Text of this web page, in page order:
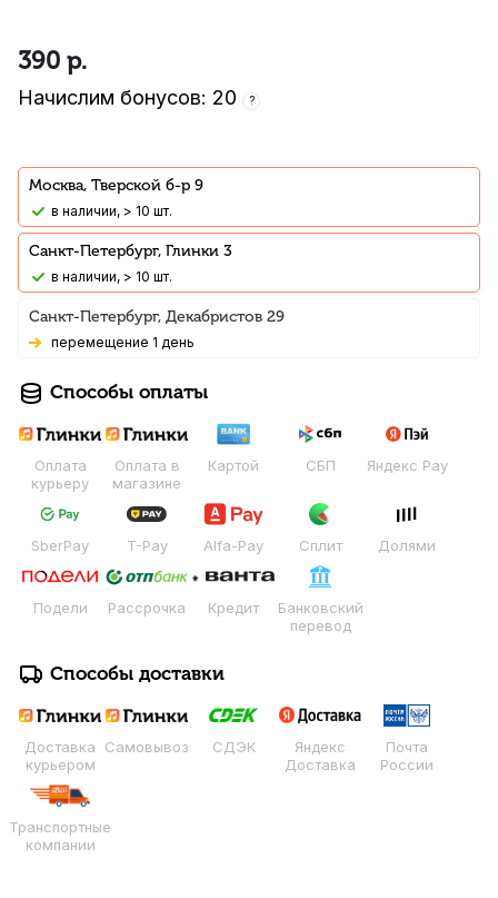
390 р.
Начислим бонусов: 20 ?
Москва, Тверской б-р 9
В наличии, > 10 шт.
Санкт-Петербург, Глинки 3
В наличии, > 10 шт.
Санкт-Петербург, Декабристов 29
Перемещение 1 день
Способы оплаты
Оплата
курьеру
Оплата в
магазине
Картой СБП Яндекс Pay
SberPay T-Pay Alfa-Pay Сплит Долями
Подели Рассрочка Кредит
Банковский
перевод
Способы доставки
Доставка
курьером
Самовывоз СДЭК
Яндекс
Доставка
Почта
России
Транспортные
компании